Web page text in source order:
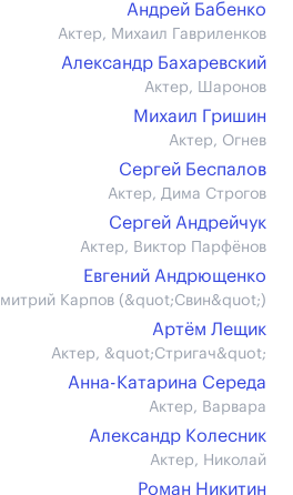
Андрей Бабенко
Актер, Михаил Гавриленков
Александр Бахаревский
Актер, Шаронов
Михаил Гришин
Актер, Огнев
Сергей Беспалов
Актер, Дима Строгов
Сергей Андрейчук
Актер, Виктор Парфёнов
Евгений Андрющенко
Карпов (&quot;Свин&quot;)
Артём Лещик
Актер, &quot;Стригач&quot;
Анна-Катарина Середа
Актер, Варвара
Александр Колесник
Актер, Николай
Роман Никитин